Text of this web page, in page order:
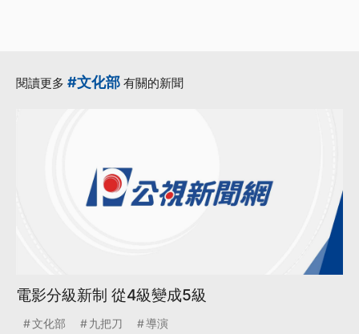
閱讀更多 #文化部 有關的新聞
電影分級新制 從4級變成5級
文化部 九把刀 導演